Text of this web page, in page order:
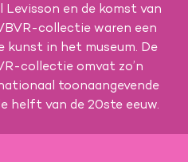
Levisson en de komst van
collectie waren een
kunst in het museum. De
collectie omvat zo’n
toonaangevende
helft van de 20ste eeuw.